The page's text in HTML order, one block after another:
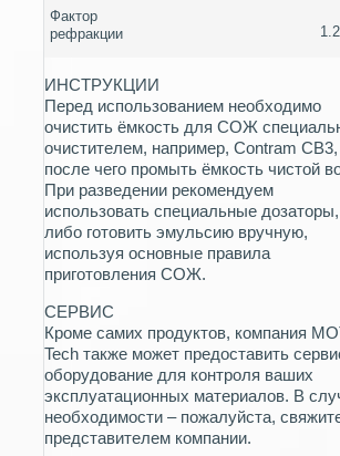
Фактор
рефракции
1.2
ИНСТРУКЦИИ
Перед использованием необходимо
очистить ёмкость для СОЖ
очистителем, например, Contram CB3,
после чего промыть ёмкость чистой
При разведении рекомендуем
использовать специальные дозаторы,
либо готовить эмульсию вручную,
используя основные правила
приготовления СОЖ.
СЕРВИС
Кроме самих продуктов, компания
Tech также может предоставить
оборудование для контроля ваших
эксплуатационных материалов. В
необходимости – пожалуйста,
представителем компании.